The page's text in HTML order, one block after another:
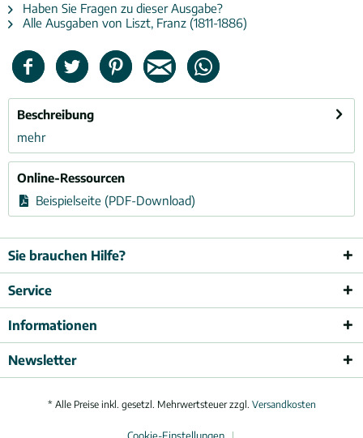
Haben Sie Fragen zu dieser Ausgabe?
Alle Ausgaben von Liszt, Franz (1811-1886)
Beschreibung
mehr
Online-Ressourcen
Beispielseite (PDF-Download)
Sie brauchen Hilfe?
Service
Informationen
Newsletter
* Alle Preise inkl. gesetzl. Mehrwertsteuer zzgl. Versandkosten